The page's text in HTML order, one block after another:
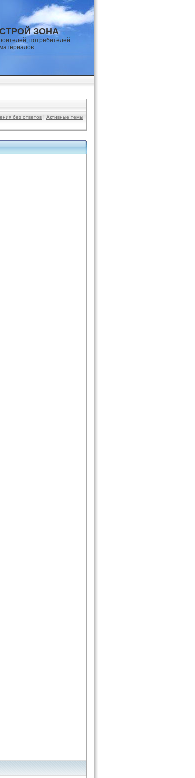
СТРОЙ ЗОНА
потребителей
без ответов | Активные темы